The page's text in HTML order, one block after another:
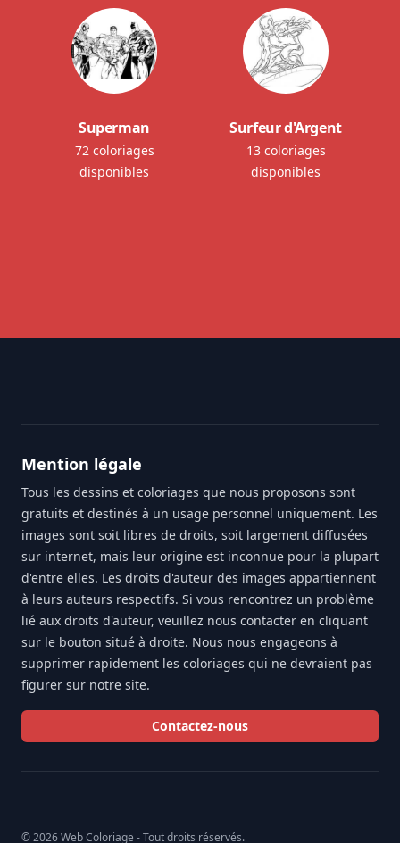
Superman
72 coloriages
disponibles
Surfeur d'Argent
13 coloriages
disponibles
Mention légale
Tous les dessins et coloriages que nous proposons sont
gratuits et destinés à un usage personnel uniquement. Les
images sont soit libres de droits, soit largement diffusées
sur internet, mais leur origine est inconnue pour la plupart
d'entre elles. Les droits d'auteur des images appartiennent
à leurs auteurs respectifs. Si vous rencontrez un problème
lié aux droits d'auteur, veuillez nous contacter en cliquant
sur le bouton situé à droite. Nous nous engageons à
supprimer rapidement les coloriages qui ne devraient pas
figurer sur notre site.
Contactez-nous
© 2026 Web Coloriage - Tout droits réservés.